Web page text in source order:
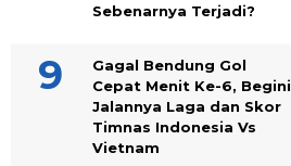
Sebenarnya Terjadi?
Gagal Bendung Gol
Cepat Menit Ke-6, Begini
Jalannya Laga dan Skor
Timnas Indonesia Vs
Vietnam